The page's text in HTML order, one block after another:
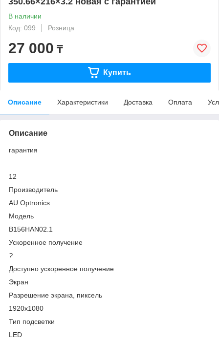
В наличии
Код: 099
Розница
27 000 ₸
Купить
Описание Характеристики Доставка Оплата
Описание
гарантия
12
Производитель
AU Optronics
Модель
B156HAN02.1
Ускоренное получение
?
Доступно ускоренное получение
Экран
Разрешение экрана, пиксель
1920x1080
Тип подсветки
LED